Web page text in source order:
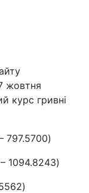
жовтня
курс гривні
797.5700)
1094.8243)